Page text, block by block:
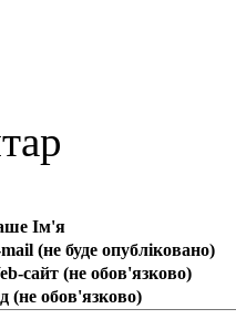
Ім'я
(не буде опубліковано)
сайт (не обов'язково)
(не обов'язково)